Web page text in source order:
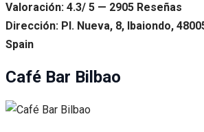
Valoración: 4.3/ 5 — 2905 Reseñas
Dirección: Pl. Nueva, 8, Ibaiondo,
Spain
Café Bar Bilbao